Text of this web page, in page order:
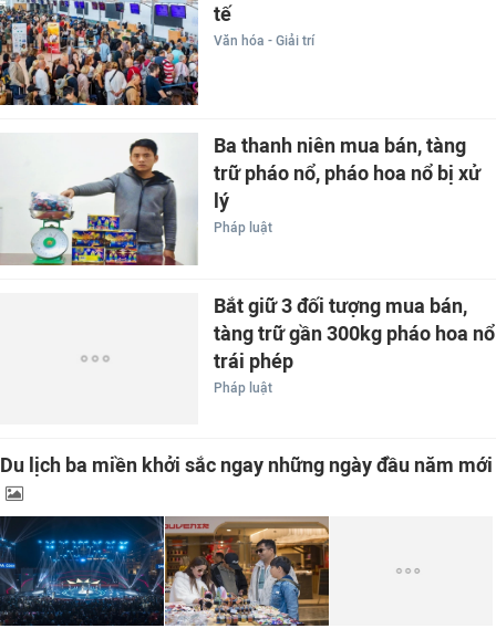
tế
Văn hóa - Giải trí
Ba thanh niên mua bán, tàng
trữ pháo nổ, pháo hoa nổ bị xử
lý
Pháp luật
Bắt giữ 3 đối tượng mua bán,
tàng trữ gần 300kg pháo hoa nổ
trái phép
Pháp luật
Du lịch ba miền khởi sắc ngay những ngày đầu năm mới